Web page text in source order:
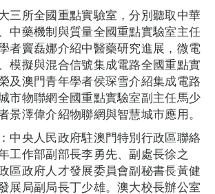
三所全國重點實驗室，分別聽取中華
中藥機制與質量全國重點實驗室主任
者竇磊娜介紹中醫藥研究進展，微電
模擬與混合信號集成電路全國重點實
及澳門青年學者侯琛雪介紹集成電路
市物聯網全國重點實驗室副主任馬少
景澤偉介紹物聯網與智慧城市應用。
中央人民政府駐澳門特別行政區聯絡
工作部副部長李勇先、副處長徐之
區政府人才發展委員會副秘書長黃健
展局副局長丁少雄。澳大校長辦公室